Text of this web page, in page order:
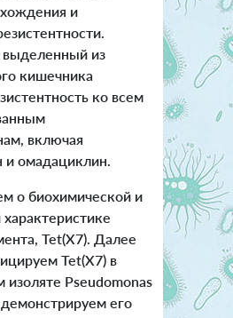
и
из
кишечника
ко всем
включая
и омадациклин.
о биохимической и
Tet(X7). Далее
Tet(X7) в
изоляте Pseudomonas
его